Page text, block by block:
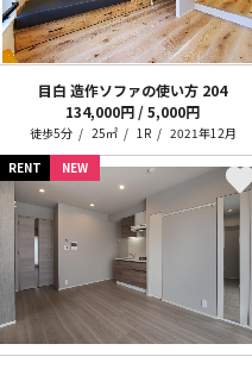
目白 造作ソファの使い方 204
134,000円 / 5,000円
徒歩5分 25㎡ 1R 2021年12月
RENT
NEW